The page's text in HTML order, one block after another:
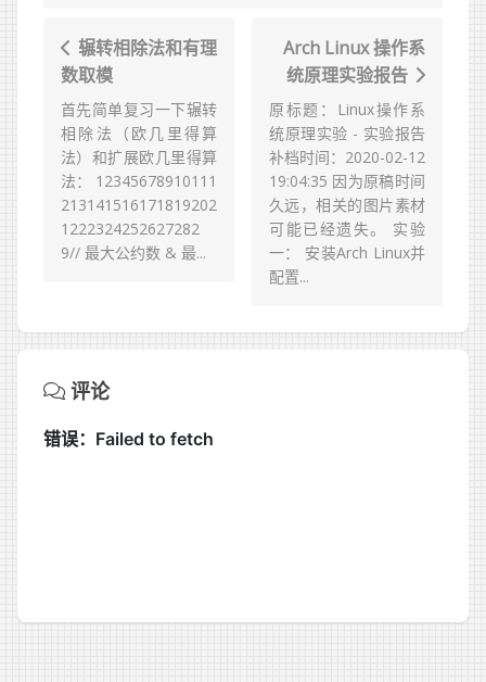
辗转相除法和有理
数取模
首先简单复习一下辗转
相除法（欧几里得算
法）和扩展欧几里得算
法： 12345678910111
213141516171819202
1222324252627282
9// 最大公约数 & 最...
Arch Linux 操作系
统原理实验报告
原标题：Linux操作系
统原理实验 - 实验报告
补档时间：2020-02-12
19:04:35 因为原稿时间
久远，相关的图片素材
可能已经遗失。 实验
一： 安装Arch Linux并
配置...
评论